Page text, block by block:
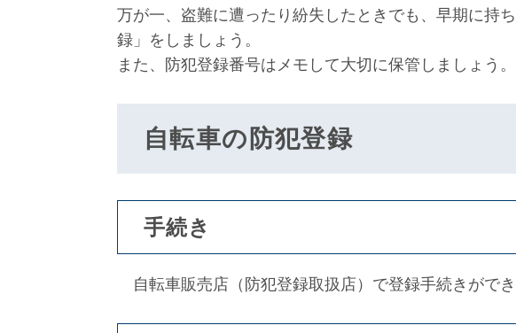
万が一、盗難に遭ったり紛失したときでも、早期に持
録」をしましょう。
また、防犯登録番号はメモして大切に保管しましょう。
自転車の防犯登録
手続き
自転車販売店（防犯登録取扱店）で登録手続きができ